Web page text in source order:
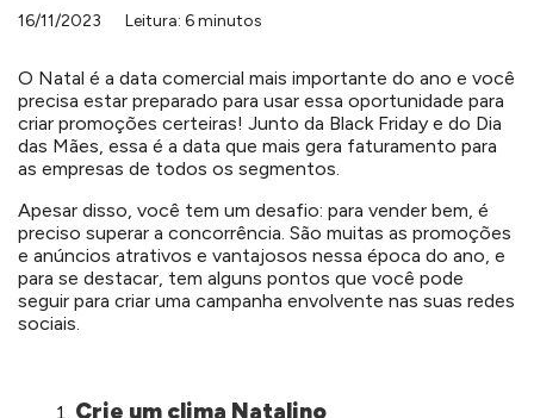
16/11/2023 Leitura: 6 minutos
O Natal é a data comercial mais importante do ano e você
precisa estar preparado para usar essa oportunidade para
criar promoções certeiras! Junto da Black Friday e do Dia
das Mães, essa é a data que mais gera faturamento para
as empresas de todos os segmentos.
Apesar disso, você tem um desafio: para vender bem, é
preciso superar a concorrência. São muitas as promoções
e anúncios atrativos e vantajosos nessa época do ano, e
para se destacar, tem alguns pontos que você pode
seguir para criar uma campanha envolvente nas suas redes
sociais.
Crie um clima Natalino